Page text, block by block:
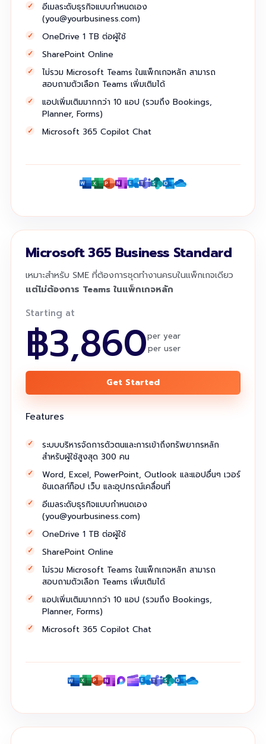
อีเมลระดับธุรกิจแบบกำหนดเอง
(you@yourbusiness.com)
OneDrive 1 TB ต่อผู้ใช้
SharePoint Online
ไม่รวม Microsoft Teams ในแพ็กเกจหลัก สามารถ
สอบถามตัวเลือก Teams เพิ่มเติมได้
แอปเพิ่มเติมมากกว่า 10 แอป (รวมถึง Bookings,
Planner, Forms)
Microsoft 365 Copilot Chat
Microsoft 365 Business Standard
เหมาะสำหรับ SME ที่ต้องการชุดทำงานครบในแพ็กเกจเดียว
แต่ไม่ต้องการ Teams ในแพ็กเกจหลัก
Starting at
฿3,860per year
per user
Get Started
Features
ระบบบริหารจัดการตัวตนและการเข้าถึงทรัพยากรหลัก
สำหรับผู้ใช้สูงสุด 300 คน
Word, Excel, PowerPoint, Outlook และแอปอื่นๆ เวอร์
ชันเดสก์ท็อป เว็บ และอุปกรณ์เคลื่อนที่
อีเมลระดับธุรกิจแบบกำหนดเอง
(you@yourbusiness.com)
OneDrive 1 TB ต่อผู้ใช้
SharePoint Online
ไม่รวม Microsoft Teams ในแพ็กเกจหลัก สามารถ
สอบถามตัวเลือก Teams เพิ่มเติมได้
แอปเพิ่มเติมมากกว่า 10 แอป (รวมถึง Bookings,
Planner, Forms)
Microsoft 365 Copilot Chat